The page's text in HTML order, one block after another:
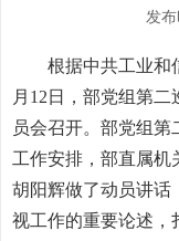
发
根据中共工业和
月12日，部党组第
员会召开。部党组
工作安排，部直属机
胡阳辉做了动员讲话
视工作的重要论述，